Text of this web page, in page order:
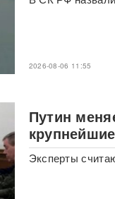
2026-08-06 11:55
Путин
Эксперты